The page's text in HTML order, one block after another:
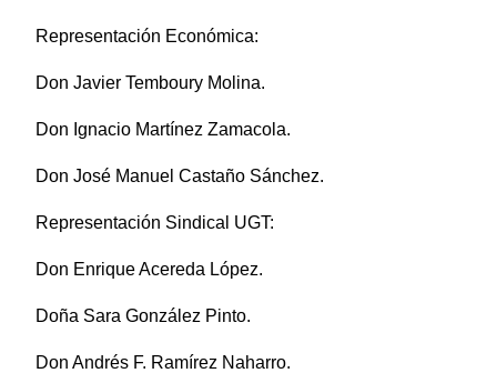
Representación Económica:
Don Javier Temboury Molina.
Don Ignacio Martínez Zamacola.
Don José Manuel Castaño Sánchez.
Representación Sindical UGT:
Don Enrique Acereda López.
Doña Sara González Pinto.
Don Andrés F. Ramírez Naharro.